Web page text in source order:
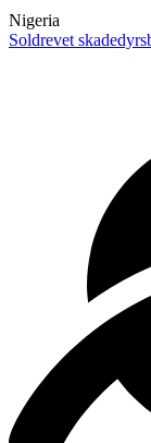
Nigeria
Soldrevet